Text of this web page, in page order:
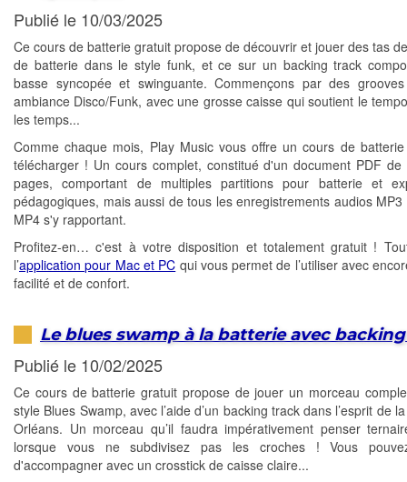
Publié le 10/03/2025
Ce cours de batterie gratuit propose de découvrir et jouer des tas
de batterie dans le style funk, et ce sur un backing track
basse syncopée et swinguante. Commençons par des
ambiance Disco/Funk, avec une grosse caisse qui soutient le
les temps...
Comme chaque mois, Play Music vous offre un cours de
télécharger ! Un cours complet, constitué d'un document PDF de
pages, comportant de multiples partitions pour batterie et
pédagogiques, mais aussi de tous les enregistrements audios MP3
MP4 s'y rapportant.
Profitez-en… c'est à votre disposition et totalement gratuit !
l’application pour Mac et PC qui vous permet de l’utiliser avec
facilité et de confort.
Le blues swamp à la batterie avec
Publié le 10/02/2025
Ce cours de batterie gratuit propose de jouer un morceau
style Blues Swamp, avec l’aide d’un backing track dans l’esprit de
Orléans. Un morceau qu’il faudra impérativement penser
lorsque vous ne subdivisez pas les croches ! Vous
d'accompagner avec un crosstick de caisse claire...